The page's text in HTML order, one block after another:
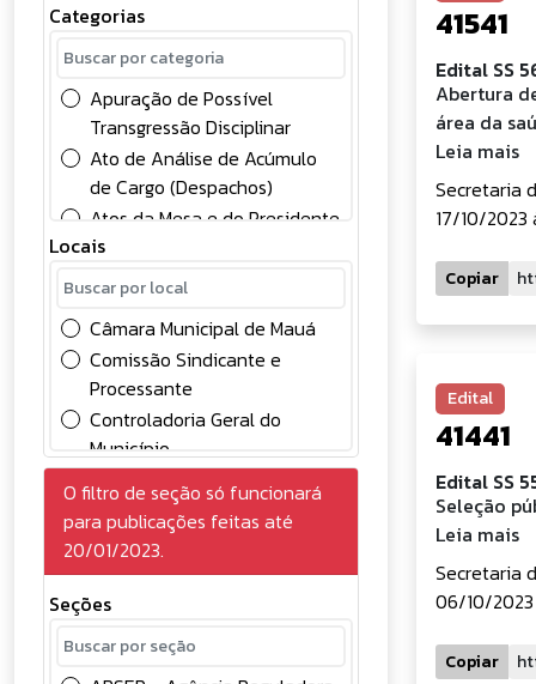
Categorias
Apuração de Possível
Transgressão Disciplinar
Ato de Análise de Acúmulo
de Cargo (Despachos)
Atos da Mesa e do Presidente
Atos Oficiais
Chamamento Público
Concessão
Concursos Públicos
Conselhos
Contabilidade
Contratos
Convocação
Credenciamento de
Eventuais
Diversos
Edital
Locais
Câmara Municipal de Mauá
Comissão Sindicante e
Processante
Controladoria Geral do
Município
Divisão de Controle Contábil
Gabinete do Prefeito
Gerência de Gestão e
Desenvolvimento em
Recursos Humanos
Prefeitura do Município de
O filtro de seção só funcionará
para publicações feitas até
20/01/2023.
Seções
41541
Edital SS
Abertura
área da
Leia mais
Secretaria
17/10/2023
Copiar
Edital
41441
Edital SS
Seleção
Leia mais
Secretaria
06/10/2023
Copiar